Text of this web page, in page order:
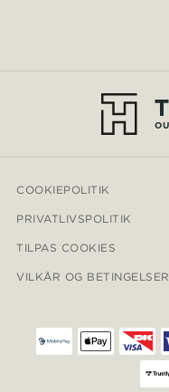
COOKIEPOLITIK
PRIVATLIVSPOLITIK
TILPAS COOKIES
VILKÅR OG BETINGELSER